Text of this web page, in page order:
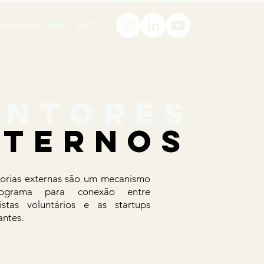
externas são um mecanismo
para conexão entre
voluntários e as startups